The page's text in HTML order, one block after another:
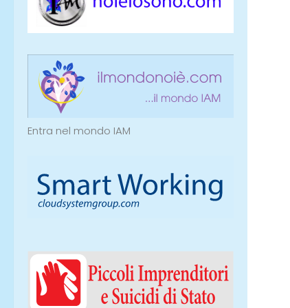
Entra nel mondo IAM